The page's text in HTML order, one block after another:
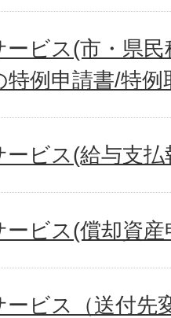
ービス(市・県
特例申請書/特例
ービス(給与支払
ービス(償却資産
ービス（送付先